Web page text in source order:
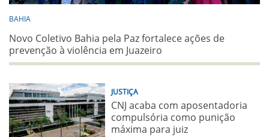
BAHIA
Novo Coletivo Bahia pela Paz fortalece ações de
prevenção à violência em Juazeiro
JUSTIÇA
CNJ acaba com aposentadoria
compulsória como punição
máxima para juiz